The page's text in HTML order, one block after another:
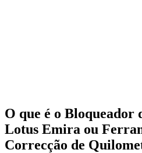
O que é o Bloqueador
Lotus Emira ou
Correcção de